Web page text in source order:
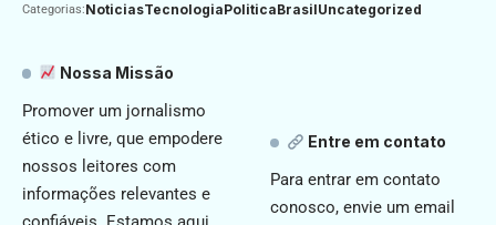
Categorias:NoticiasTecnologiaPoliticaBrasilUncategorized
Nossa Missão
Promover um jornalismo
ético e livre, que empodere
nossos leitores com
informações relevantes e
Entre em contato
Para entrar em contato
conosco, envie um email